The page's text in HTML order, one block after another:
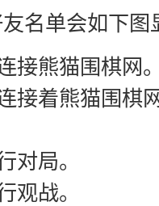
名单会如下图
接熊猫围棋网
接着熊猫围棋
对局。
观战。